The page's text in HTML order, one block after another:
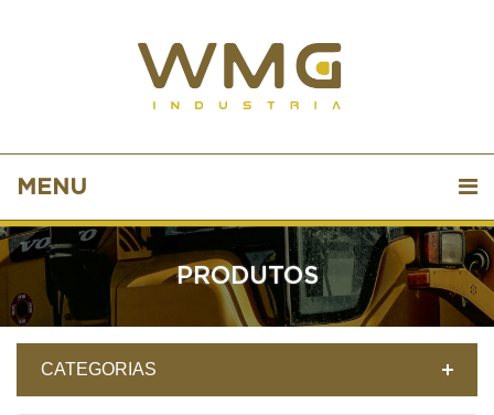
MENU
PRODUTOS
CATEGORIAS